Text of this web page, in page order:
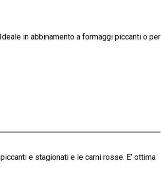
in abbinamento a formaggi piccanti o per
e stagionati e le carni rosse. E’ ottima